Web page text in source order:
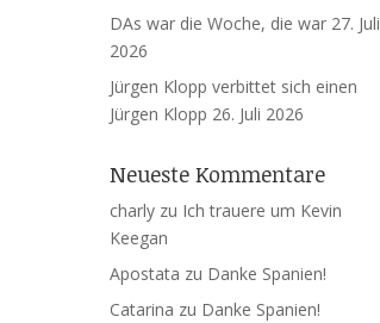
DAs war die Woche, die war 27. Juli
2026
Jürgen Klopp verbittet sich einen
Jürgen Klopp 26. Juli 2026
Neueste Kommentare
charlyzu Ich trauere um Kevin
Keegan
Apostata zu Danke Spanien!
Catarina zu Danke Spanien!